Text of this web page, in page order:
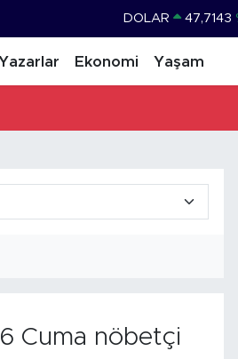
DOLAR 47,7143
STERLİN 64,2463
Ekonomi Yaşam
Cuma nöbetçi